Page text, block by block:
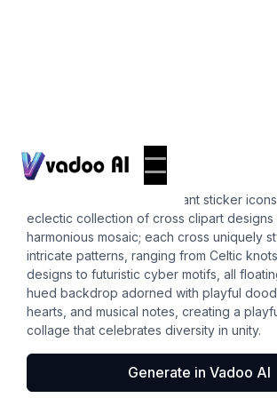
cross clipart
A whimsical tableau of vibrant sticker
eclectic collection of cross clipart designs
harmonious mosaic; each cross uniquely
intricate patterns, ranging from Celtic
designs to futuristic cyber motifs, all
hued backdrop adorned with playful
hearts, and musical notes, creating a
collage that celebrates diversity in unity.
Generate in Vadoo AI